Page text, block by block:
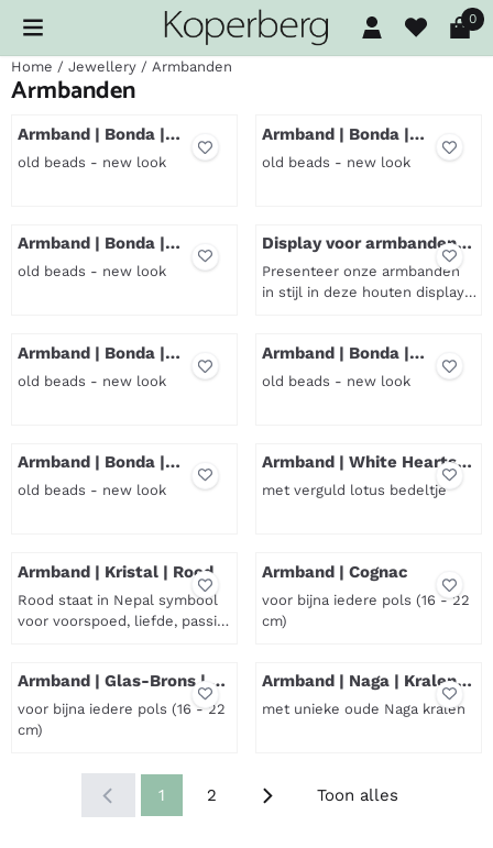
Cookievoorkeuren zijn beschikbaar. Kies instellingen of sta0
Home / Jewellery / Armbanden
Armbanden
Armband | Bonda |
Okergeel
old beads - new look
Armband | Bonda |
Kurkuma oranje
old beads - new look
Armband | Bonda |
Kleurenmix
old beads - new look
Display voor armbanden |
Incl. 30 stuks
Presenteer onze armbanden
in stijl in deze houten display,
werktrajecten bieden aan
jongeren. De display is gevuld
geknoopte schuifsluiting
passen de armbanden om
bijna iedere pols (16 - 22 cm).
Armband | Bonda |
Koraalrood
old beads - new look
Armband | Bonda |
Gebroken wit
old beads - new look
Armband | Bonda |
Nachtblauw
old beads - new look
Armband | White Hearts |
Lotus
met verguld lotus bedeltje
Armband | Kristal | Rood
Rood staat in Nepal symbool
voor voorspoed, liefde, passie,
worden kristalheldere
glaskralen gecombineerd met
een geknoopte schuifsluiting
maakten deze armband met
Armband | Cognac
voor bijna iedere pols (16 - 22
cm)
Armband | Glas-Brons | 4
Kleuren
voor bijna iedere pols (16 - 22
cm)
Armband | Naga | Kralen
(S-M-L)
met unieke oude Naga kralen
1
2 Toon alles